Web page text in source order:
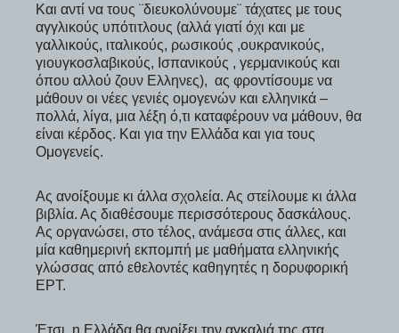
Και αντί να τους ¨διευκολύνουμε¨ τάχατες με τους
αγγλικούς υπότιτλους (αλλά γιατί όχι και με
γαλλικούς, ιταλικούς, ρωσικούς ,ουκρανικούς,
γιουγκοσλαβικούς, Ισπανικούς , γερμανικούς και
όπου αλλού ζουν Ελληνες), ας φροντίσουμε να
μάθουν οι νέες γενιές ομογενών και ελληνικά –
πολλά, λίγα, μια λέξη ό,τι καταφέρουν να μάθουν, θα
είναι κέρδος. Και για την Ελλάδα και για τους
Ομογενείς.
Ας ανοίξουμε κι άλλα σχολεία. Ας στείλουμε κι άλλα
βιβλία. Ας διαθέσουμε περισσότερους δασκάλους.
Ας οργανώσει, στο τέλος, ανάμεσα στις άλλες, και
μία καθημερινή εκπομπή με μαθήματα ελληνικής
γλώσσας από εθελοντές καθηγητές η δορυφορική
ΕΡΤ.
Έτσι, η Ελλάδα θα ανοίξει την αγκαλιά της στα